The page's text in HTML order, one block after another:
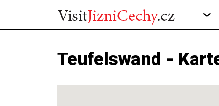
Teufelswand -